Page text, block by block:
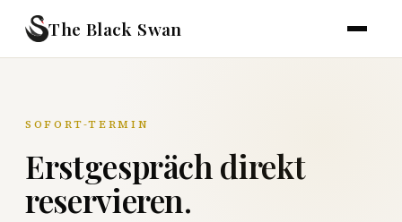
The Black Swan
SOFORT-TERMIN
Erstgespräch direkt
reservieren.